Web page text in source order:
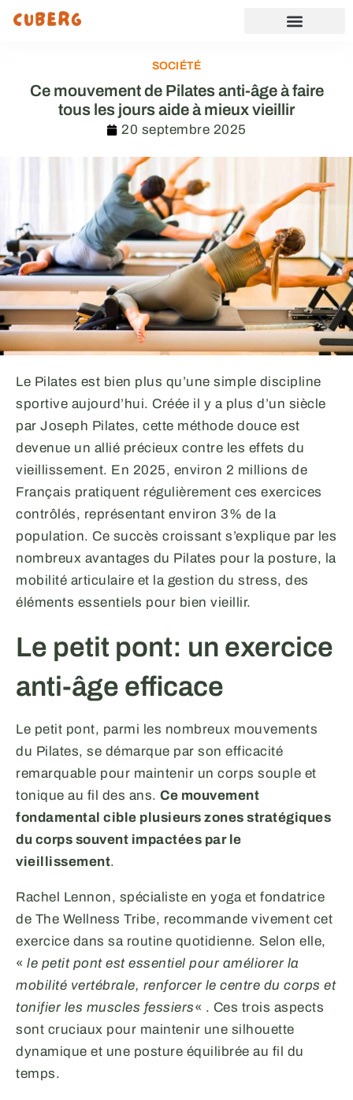
SOCIÉTÉ
Ce mouvement de Pilates anti-âge à faire
tous les jours aide à mieux vieillir
20 septembre 2025
Le Pilates est bien plus qu’une simple discipline
sportive aujourd’hui. Créée il y a plus d’un siècle
par Joseph Pilates, cette méthode douce est
devenue un allié précieux contre les effets du
vieillissement. En 2025, environ 2 millions de
Français pratiquent régulièrement ces exercices
contrôlés, représentant environ 3% de la
population. Ce succès croissant s’explique par les
nombreux avantages du Pilates pour la posture, la
mobilité articulaire et la gestion du stress, des
éléments essentiels pour bien vieillir.
Le petit pont: un exercice
anti-âge efficace
Le petit pont, parmi les nombreux mouvements
du Pilates, se démarque par son efficacité
remarquable pour maintenir un corps souple et
tonique au fil des ans. Ce mouvement
fondamental cible plusieurs zones stratégiques
du corps souvent impactées par le
vieillissement.
Rachel Lennon, spécialiste en yoga et fondatrice
de The Wellness Tribe, recommande vivement cet
exercice dans sa routine quotidienne. Selon elle,
« le petit pont est essentiel pour améliorer la
mobilité vertébrale, renforcer le centre du corps et
tonifier les muscles fessiers« . Ces trois aspects
sont cruciaux pour maintenir une silhouette
dynamique et une posture équilibrée au fil du
temps.